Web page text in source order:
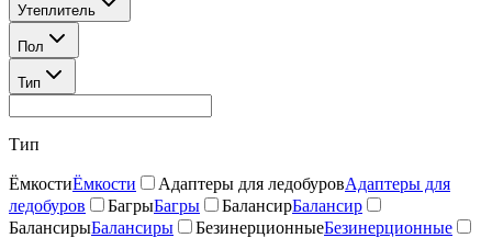
Утеплитель
Пол
Тип
Тип
ЁмкостиЁмкости Адаптеры для ледобуровАдаптеры для
ледобуров
БагрыБагры БалансирБалансир
БалансирыБалансиры БезинерционныеБезинерционные